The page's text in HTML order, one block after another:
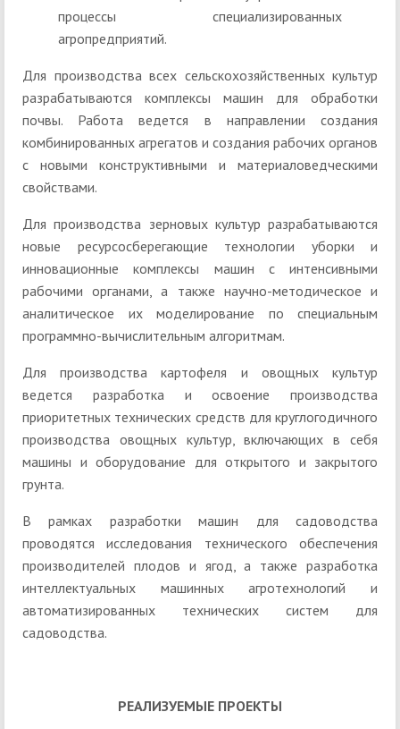
процессы специализированных
агропредприятий.
Для производства всех сельскохозяйственных культур
разрабатываются комплексы машин для обработки
почвы. Работа ведется в направлении создания
комбинированных агрегатов и создания рабочих органов
с новыми конструктивными и материаловедческими
свойствами.
Для производства зерновых культур разрабатываются
новые ресурсосберегающие технологии уборки и
инновационные комплексы машин с интенсивными
рабочими органами, а также научно-методическое и
аналитическое их моделирование по специальным
программно-вычислительным алгоритмам.
Для производства картофеля и овощных культур
ведется разработка и освоение производства
приоритетных технических средств для круглогодичного
производства овощных культур, включающих в себя
машины и оборудование для открытого и закрытого
грунта.
В рамках разработки машин для садоводства
проводятся исследования технического обеспечения
производителей плодов и ягод, а также разработка
интеллектуальных машинных агротехнологий и
автоматизированных технических систем для
садоводства.
РЕАЛИЗУЕМЫЕ ПРОЕКТЫ